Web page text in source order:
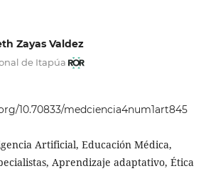
Zayas Valdez
de Itapúa
10.70833/medciencia4num1art845
Artificial, Educación Médica,
Aprendizaje adaptativo, Ética